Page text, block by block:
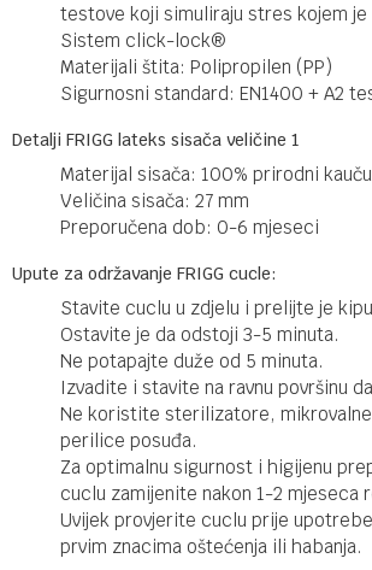
testove koji simuliraju stres kojem
Sistem click-lock®
Materijali štita: Polipropilen (PP)
Sigurnosni standard: EN1400 + A2
Detalji FRIGG lateks sisača veličine 1
Materijal sisača: 100% prirodni
Veličina sisača: 27 mm
Preporučena dob: 0-6 mjeseci
Upute za održavanje FRIGG cucle:
Stavite cuclu u zdjelu i prelijte je
Ostavite je da odstoji 3-5 minuta.
Ne potapajte duže od 5 minuta.
Izvadite i stavite na ravnu površinu
Ne koristite sterilizatore,
perilice posuđa.
Za optimalnu sigurnost i higijenu
cuclu zamijenite nakon 1-2 mjeseca
Uvijek provjerite cuclu prije
prvim znacima oštećenja ili habanja.